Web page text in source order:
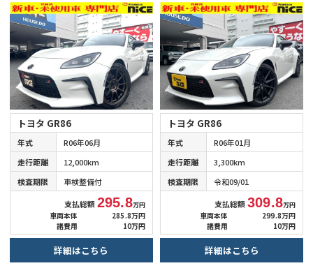
トヨタ GR86
年式
R06年06月
走行距離
12,000km
検査期限
車検整備付
支払総額295.8万円
車両本体
285.8万円
諸費用
10万円
詳細はこちら
トヨタ GR86
年式
R06年01月
走行距離
3,300km
検査期限
令和09/01
支払総額309.8万円
車両本体
299.8万円
諸費用
10万円
詳細はこちら